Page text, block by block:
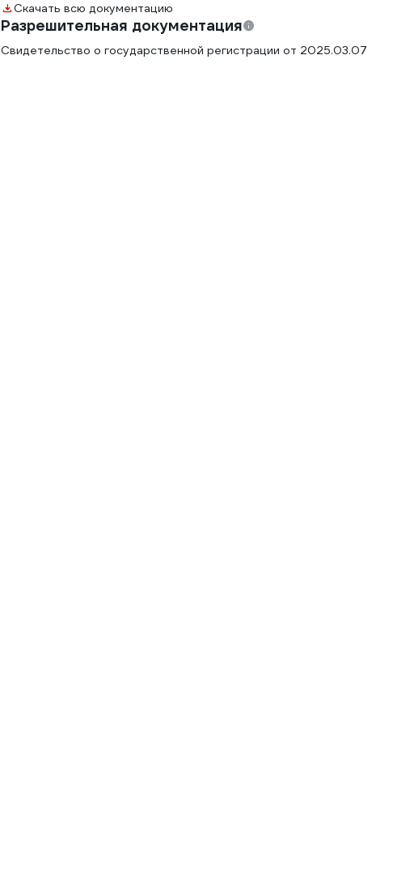
Скачать всю документацию
Разрешительная документация
Свидетельство о государственной регистрации от 2025.03.07